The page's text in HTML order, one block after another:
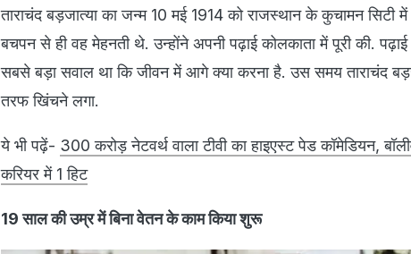
ताराचंद बड़जात्या का जन्म 10 मई 1914 को राजस्थान के कुचामन सिटी में
बचपन से ही वह मेहनती थे. उन्होंने अपनी पढ़ाई कोलकाता में पूरी की.
सबसे बड़ा सवाल था कि जीवन में आगे क्या करना है. उस समय ताराचंद
तरफ खिंचने लगा.
ये भी पढ़ें- 300 करोड़ नेटवर्थ वाला टीवी का हाइएस्ट पेड कॉमेडियन,
करियर में 1 हिट
19 साल की उम्र में बिना वेतन के काम किया शुरू